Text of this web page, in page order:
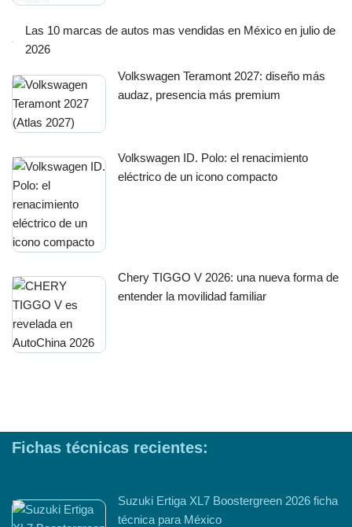
Las 10 marcas de autos mas vendidas en México en julio de
2026
Volkswagen Teramont 2027: diseño más
audaz, presencia más premium
Volkswagen ID. Polo: el renacimiento
eléctrico de un icono compacto
Chery TIGGO V 2026: una nueva forma de
entender la movilidad familiar
Fichas técnicas recientes:
Suzuki Ertiga XL7 Boostergreen 2026 ficha
técnica para México